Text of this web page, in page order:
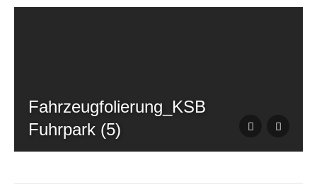
Fahrzeugfolierung_KSB
Fuhrpark (5)